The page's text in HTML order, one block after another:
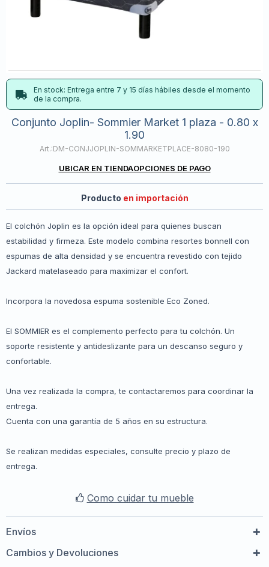
En stock: Entrega entre 7 y 15 días hábiles desde el momento
de la compra.
Conjunto Joplin- Sommier Market 1 plaza - 0.80 x
1.90
DM-CONJJOPLIN-SOMMARKETPLACE-8080-190
UBICAR EN TIENDAOPCIONES DE PAGO
Producto en importación
El colchón Joplin es la opción ideal para quienes buscan
estabilidad y firmeza. Este modelo combina resortes bonnell con
espumas de alta densidad y se encuentra revestido con tejido
Jackard matelaseado para maximizar el confort.
Incorpora la novedosa espuma sostenible Eco Zoned.
El SOMMIER es el complemento perfecto para tu colchón. Un
soporte resistente y antideslizante para un descanso seguro y
confortable.
Una vez realizada la compra, te contactaremos para coordinar la
entrega.
Cuenta con una garantía de 5 años en su estructura.
Se realizan medidas especiales, consulte precio y plazo de
entrega.
Como cuidar tu mueble
Envíos
Cambios y Devoluciones